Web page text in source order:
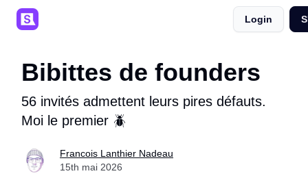
Login
Bibittes de founders
56 invités admettent leurs pires défauts.
Moi le premier 🪲
Francois Lanthier Nadeau
15th mai 2026